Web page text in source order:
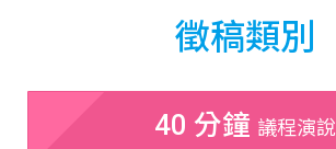
徵稿類別
40 分鐘 議程演說